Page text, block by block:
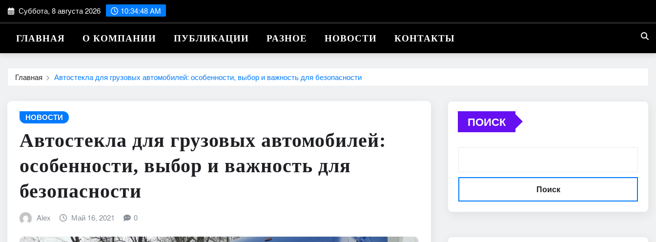
Перейти
к
содержимому
Суббота, 8 августа 2026 10:34:49 AM
ГЛАВНАЯ О КОМПАНИИ ПУБЛИКАЦИИ РАЗНОЕ НОВОСТИ КОНТАКТЫ
Главная Автостекла для грузовых автомобилей: особенности, выбор и важность для безопасности
НОВОСТИ
Автостекла для грузовых автомобилей:
особенности, выбор и важность для
безопасности
Alex Май 16, 2021 0
ПОИСК
Поиск